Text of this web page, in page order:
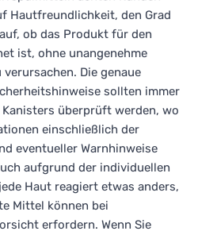
Hautfreundlichkeit, den Grad
ob das Produkt für den
ist, ohne unangenehme
Die genaue
sollten immer
überprüft werden, wo
einschließlich der
eventueller Warnhinweise
aufgrund der individuellen
Haut reagiert etwas anders,
Mittel können bei
erfordern. Wenn Sie